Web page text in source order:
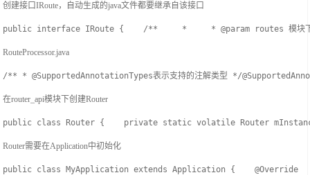
创建接口IRoute，自动生成的java文件都要继承自该接口
public interface IRoute {    /**     *     * @param routes 模块
RouteProcessor.java
/** * @SupportedAnnotationTypes表示支持的注解类型 */
在router_api模块下创建Router
public class Router {    private static volatile Router
Router需要在Application中初始化
public class MyApplication extends Application {